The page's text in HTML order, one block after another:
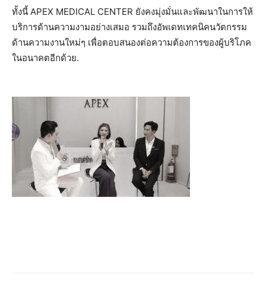
ทั้งนี้ APEX MEDICAL CENTER ยังคงมุ่งมั่นและพัฒนาในการให้
บริการด้านความงามอย่างเสมอ รวมถึงอัพเดทเทคนิคนวัตกรรม
ด้านความงานใหม่ๆ เพื่อตอบสนองต่อความต้องการของผู้บริโภค
ในอนาคตอีกด้วย.